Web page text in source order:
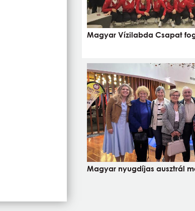
Magyar Vízilabda Csapat
Magyar nyugdíjas ausztrál